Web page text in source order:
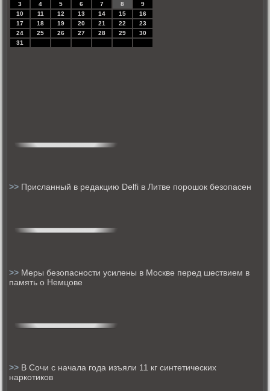
3
4 5 6 7 8
9
10
11 12 13 14 15
16
17
18 19 20 21 22
23
24
25 26 27 28 29
30
31
>> Присланный в редакцию Delfi в Литве порошок безопасен
>> Меры безопасности усилены в Москве перед шествием в
память о Немцове
>> В Сочи с начала года изъяли 11 кг синтетических
наркотиков